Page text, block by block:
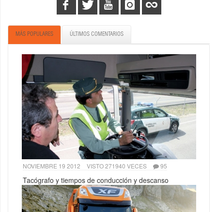
MÁS POPULARES ÚLTIMOS COMENTARIOS
NOVIEMBRE 19 2012 VISTO 271940 VECES 95
Tacógrafo y tiempos de conducción y descanso